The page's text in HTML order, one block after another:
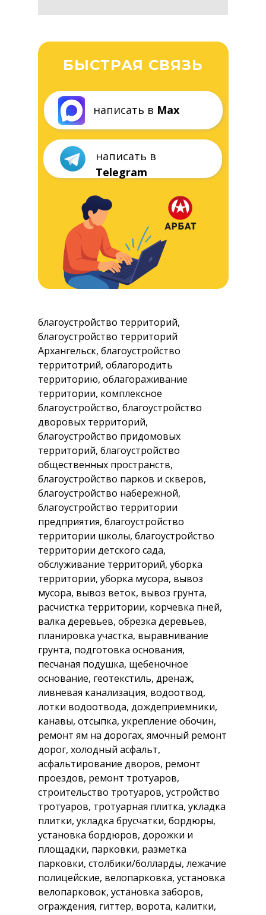
благоустройство территорий,
благоустройство территорий
Архангельск, благоустройство
территотрий, облагородить
территорию, облагораживание
территории, комплексное
благоустройство, благоустройство
дворовых территорий,
благоустройство придомовых
территорий, благоустройство
общественных пространств,
благоустройство парков и скверов,
благоустройство набережной,
благоустройство территории
предприятия, благоустройство
территории школы, благоустройство
территории детского сада,
обслуживание территорий, уборка
территории, уборка мусора, вывоз
мусора, вывоз веток, вывоз грунта,
расчистка территории, корчевка пней,
валка деревьев, обрезка деревьев,
планировка участка, выравнивание
грунта, подготовка основания,
песчаная подушка, щебеночное
основание, геотекстиль, дренаж,
ливневая канализация, водоотвод,
лотки водоотвода, дождеприемники,
канавы, отсыпка, укрепление обочин,
ремонт ям на дорогах, ямочный ремонт
дорог, холодный асфальт,
асфальтирование дворов, ремонт
проездов, ремонт тротуаров,
строительство тротуаров, устройство
тротуаров, тротуарная плитка, укладка
плитки, укладка брусчатки, бордюры,
установка бордюров, дорожки и
площадки, парковки, разметка
парковки, столбики/болларды, лежачие
полицейские, велопарковка, установка
велопарковок, установка заборов,
ограждения, гиттер, ворота, калитки,